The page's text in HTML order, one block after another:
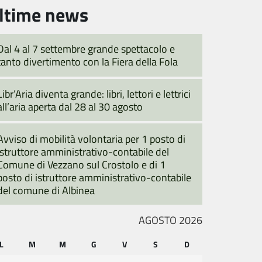
news
4 al 7 settembre grande spettacolo e
divertimento con la Fiera della Fola
diventa grande: libri, lettori e lettrici
aperta dal 28 al 30 agosto
di mobilità volontaria per 1 posto di
amministrativo-contabile del
di Vezzano sul Crostolo e di 1
di istruttore amministrativo-contabile
comune di Albinea
AGOSTO 2026
L M M G V S D